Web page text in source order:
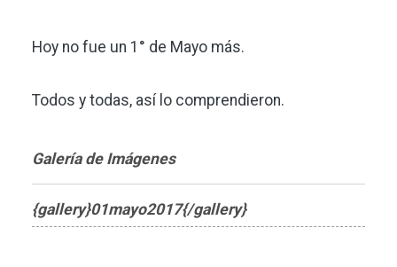
Hoy no fue un 1° de Mayo más.
Todos y todas, así lo comprendieron.
Galería de Imágenes
{gallery}01mayo2017{/gallery}